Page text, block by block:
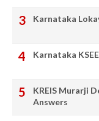
Karnataka
Karnataka
KREIS Murarji
Answers